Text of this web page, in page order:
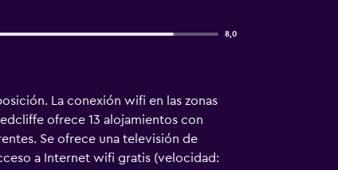
8,0
La conexión wifi en las zonas
ofrece 13 alojamientos con
Se ofrece una televisión de
a Internet wifi gratis (velocidad: